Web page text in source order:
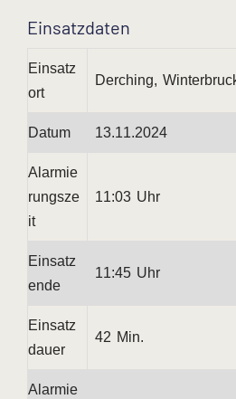
Einsatzdaten
Einsatz
ort
Derching,
Datum 13.11.2024
Alarmie
rungsze
it
11:03 Uhr
Einsatz
ende
11:45 Uhr
Einsatz
dauer
42 Min.
Alarmie